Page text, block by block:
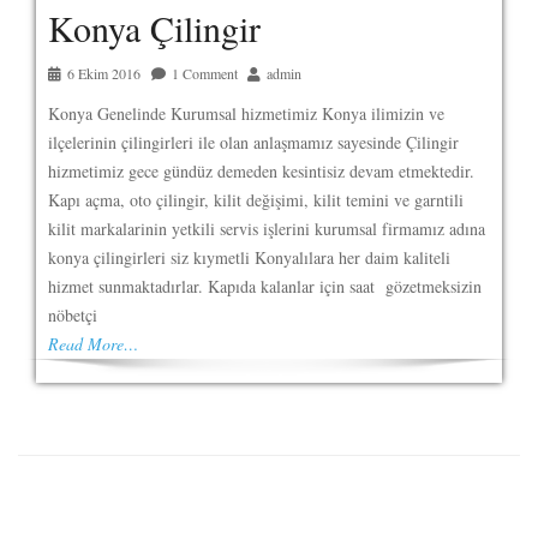
Konya Çilingir
6 Ekim 2016 1 Comment admin
Konya Genelinde Kurumsal hizmetimiz Konya ilimizin ve
ilçelerinin çilingirleri ile olan anlaşmamız sayesinde Çilingir
hizmetimiz gece gündüz demeden kesintisiz devam etmektedir.
Kapı açma, oto çilingir, kilit değişimi, kilit temini ve garntili
kilit markalarinin yetkili servis işlerini kurumsal firmamız adına
konya çilingirleri siz kıymetli Konyalılara her daim kaliteli
hizmet sunmaktadırlar. Kapıda kalanlar için saat gözetmeksizin
nöbetçi
Read More…